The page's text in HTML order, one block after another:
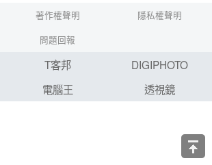
著作權聲明
隱私權聲明
問題回報
T客邦
DIGIPHOTO
電腦王 透視鏡